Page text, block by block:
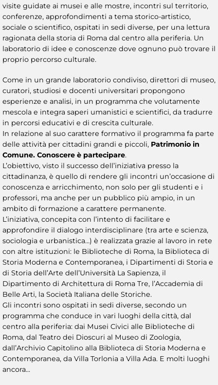
visite guidate ai musei e alle mostre, incontri sul territorio,
conferenze, approfondimenti a tema storico-artistico,
sociale o scientifico, ospitati in sedi diverse, per una lettura
ragionata della storia di Roma dal centro alla periferia. Un
laboratorio di idee e conoscenze dove ognuno può trovare il
proprio percorso culturale.
Come in un grande laboratorio condiviso, direttori di museo,
curatori, studiosi e docenti universitari propongono
esperienze e analisi, in un programma che volutamente
mescola e integra saperi umanistici e scientifici, da tradurre
in percorsi educativi e di crescita culturale.
In relazione al suo carattere formativo il programma fa parte
delle attività per cittadini grandi e piccoli, Patrimonio in
Comune. Conoscere è partecipare.
L’obiettivo, visto il successo dell’iniziativa presso la
cittadinanza, è quello di rendere gli incontri un’occasione di
conoscenza e arricchimento, non solo per gli studenti e i
professori, ma anche per un pubblico più ampio, in un
ambito di formazione a carattere permanente.
L’iniziativa, concepita con l’intento di facilitare e
approfondire il dialogo interdisciplinare (tra arte e scienza,
sociologia e urbanistica…) è realizzata grazie al lavoro in rete
con altre istituzioni: le Biblioteche di Roma, la Biblioteca di
Storia Moderna e Contemporanea, i Dipartimenti di Storia e
di Storia dell’Arte dell’Università La Sapienza, il
Dipartimento di Architettura di Roma Tre, l’Accademia di
Belle Arti, la Società Italiana delle Storiche.
Gli incontri sono ospitati in sedi diverse, secondo un
programma che conduce in vari luoghi della città, dal
centro alla periferia: dai Musei Civici alle Biblioteche di
Roma, dal Teatro dei Dioscuri al Museo di Zoologia,
dall’Archivio Capitolino alla Biblioteca di Storia Moderna e
Contemporanea, da Villa Torlonia a Villa Ada. E molti luoghi
ancora...